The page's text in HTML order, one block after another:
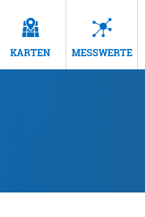
KARTEN MESSWERTE